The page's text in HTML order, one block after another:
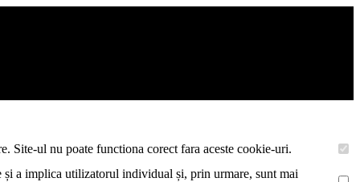
Site-ul nu poate functiona corect fara aceste cookie-uri.
și a implica utilizatorul individual și, prin urmare, sunt mai